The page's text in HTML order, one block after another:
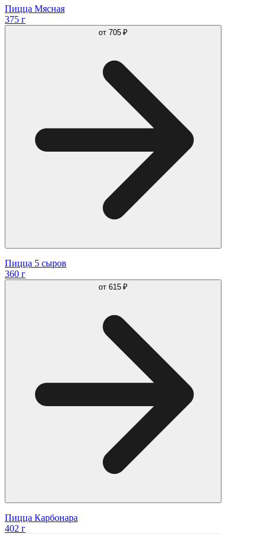
Пицца Мясная
375 г
от 705 ₽
Пицца 5 сыров
360 г
от 615 ₽
Пицца Карбонара
402 г